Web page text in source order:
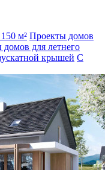
м² Проекты домов
для летнего
крышей С